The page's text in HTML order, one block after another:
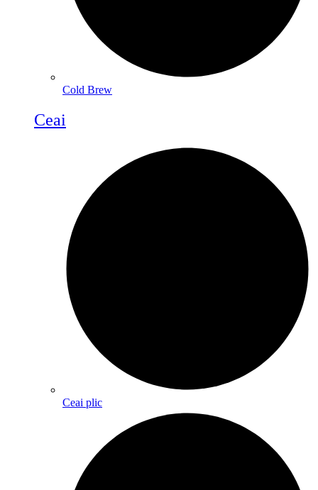
Cold Brew
Ceai
Ceai plic